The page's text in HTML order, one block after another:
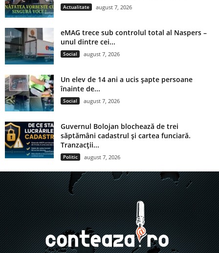
Actualitate august 7, 2026
eMAG trece sub controlul total al Naspers –
unul dintre cei...
Social august 7, 2026
Un elev de 14 ani a ucis șapte persoane
înainte de...
Social august 7, 2026
Guvernul Bolojan blochează de trei
săptămâni cadastrul și cartea funciară.
Tranzacții...
Politic august 7, 2026